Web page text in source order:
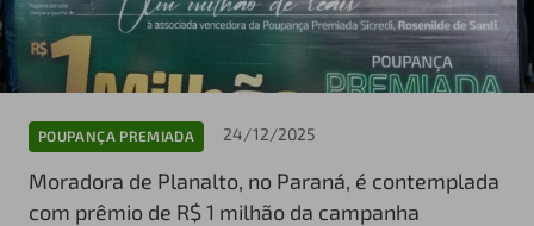
POUPANÇA PREMIADA 24/12/2025
Moradora de Planalto, no Paraná, é contemplada
com prêmio de R$ 1 milhão da campanha